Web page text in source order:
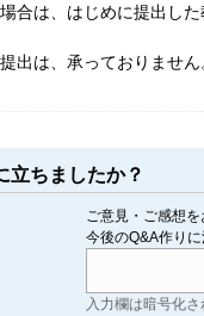
合は、はじめに提出し
出は、承っておりません
立ちましたか？
ご意見・ご感想
今後のQ&A作り
入力欄は暗号化